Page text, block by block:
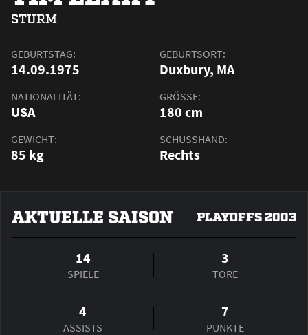
STURM
GEBURTSTAG:
14.09.1975
GEBURTSORT:
Duxbury, MA
NATIONALITÄT:
USA
GRÖSSE:
180 cm
GEWICHT:
85 kg
SCHUSSHAND:
Rechts
AKTUELLE SAISON PLAYOFFS 2003
14
SPIELE
3
TORE
4
ASSISTS
7
PUNKTE